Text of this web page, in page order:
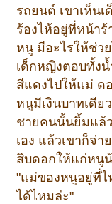
รถยนต์ เขาเห็น
ร้องไห้อยู่ที่หน้าร้
หนู มีอะไรให้ช่ว
เด็กหญิงตอบทั้ง
สีแดงไปให้แม่ ด
หนูมีเงินบาทเดีย
ชายคนนั้นยิ้มแล้
เอง แล้วเขาก็จ่
สิบดอกให้แก่หนู
"แม่ของหนูอยู่ที่ไ
ได้ไหมล่ะ"